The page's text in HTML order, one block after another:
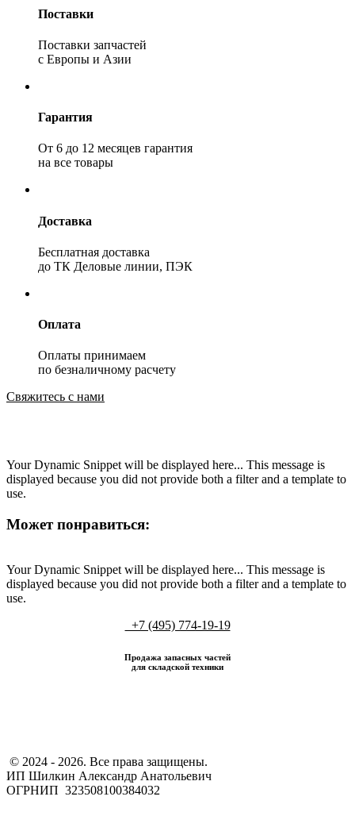
Поставки
Поставки запчастей
с Европы и Азии
Гарантия
От 6 до 12 месяцев гарантия
на все товары
Доставка
Бесплатная доставка
до ТК Деловые линии, ПЭК
Оплата
Оплаты принимаем
по безналичному расчету
Свяжитесь с нами
Your Dynamic Snippet will be displayed here... This message is
displayed because you did not provide both a filter and a template to
use.
Может понравиться:
Your Dynamic Snippet will be displayed here... This message is
displayed because you did not provide both a filter and a template to
use.
+7 (495) 774-19-19
Продажа запасных частей
для складской техники
​ © 2024 - 2026. Все права защищены.
ИП Шилкин Александр Анатольевич
ОГРНИП 323508100384032